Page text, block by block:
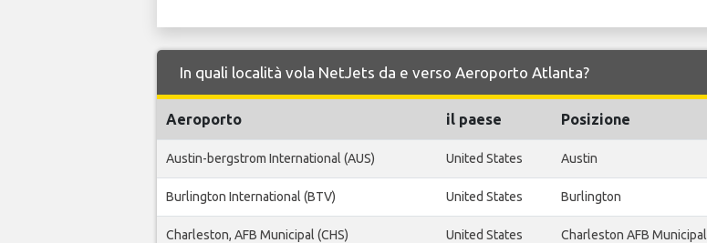
In quali località vola NetJets da e verso Aeroporto Atlanta?
Aeroporto il paese Posizione
Austin-bergstrom International (AUS) United States Austin
Burlington International (BTV) United States Burlington
Charleston, AFB Municipal (CHS) United States Charleston AFB Municipal